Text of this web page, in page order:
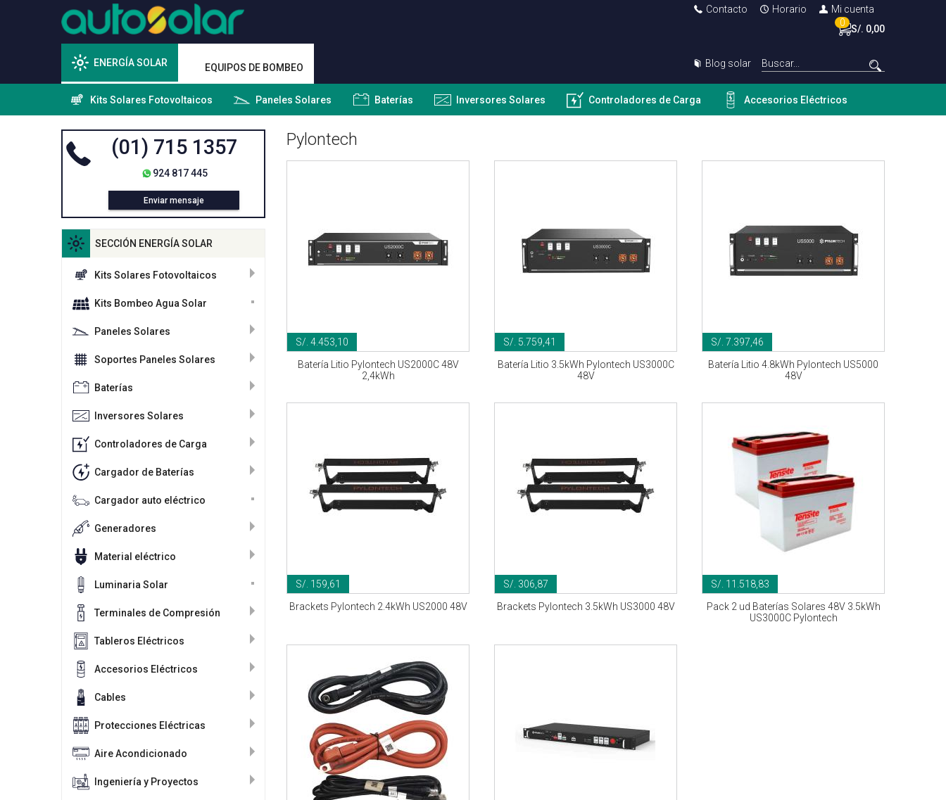
Contacto Horario
Mi cuenta
0
S/. 0,00
ENERGÍA SOLAR EQUIPOS DE BOMBEO Blog solar
Kits Solares Fotovoltaicos Paneles Solares Baterías Inversores Solares Controladores de Carga Accesorios Eléctricos
(01) 715 1357
924 817 445
Enviar mensaje
SECCIÓN ENERGÍA SOLAR
Kits Solares Fotovoltaicos
Kits Bombeo Agua Solar
Paneles Solares
Soportes Paneles Solares
Baterías
Inversores Solares
Controladores de Carga
Cargador de Baterías
Cargador auto eléctrico
Generadores
Material eléctrico
Luminaria Solar
Terminales de Compresión
Tableros Eléctricos
Accesorios Eléctricos
Cables
Protecciones Eléctricas
Aire Acondicionado
Ingeniería y Proyectos
Pylontech
S/. 4.453,10
Batería Litio Pylontech US2000C 48V
2,4kWh
S/. 5.759,41
Batería Litio 3.5kWh Pylontech US3000C
48V
S/. 7.397,46
Batería Litio 4.8kWh Pylontech US5000
48V
S/. 159,61
Brackets Pylontech 2.4kWh US2000 48V
S/. 306,87
Brackets Pylontech 3.5kWh US3000 48V
S/. 11.518,83
Pack 2 ud Baterías Solares 48V 3.5kWh
US3000C Pylontech